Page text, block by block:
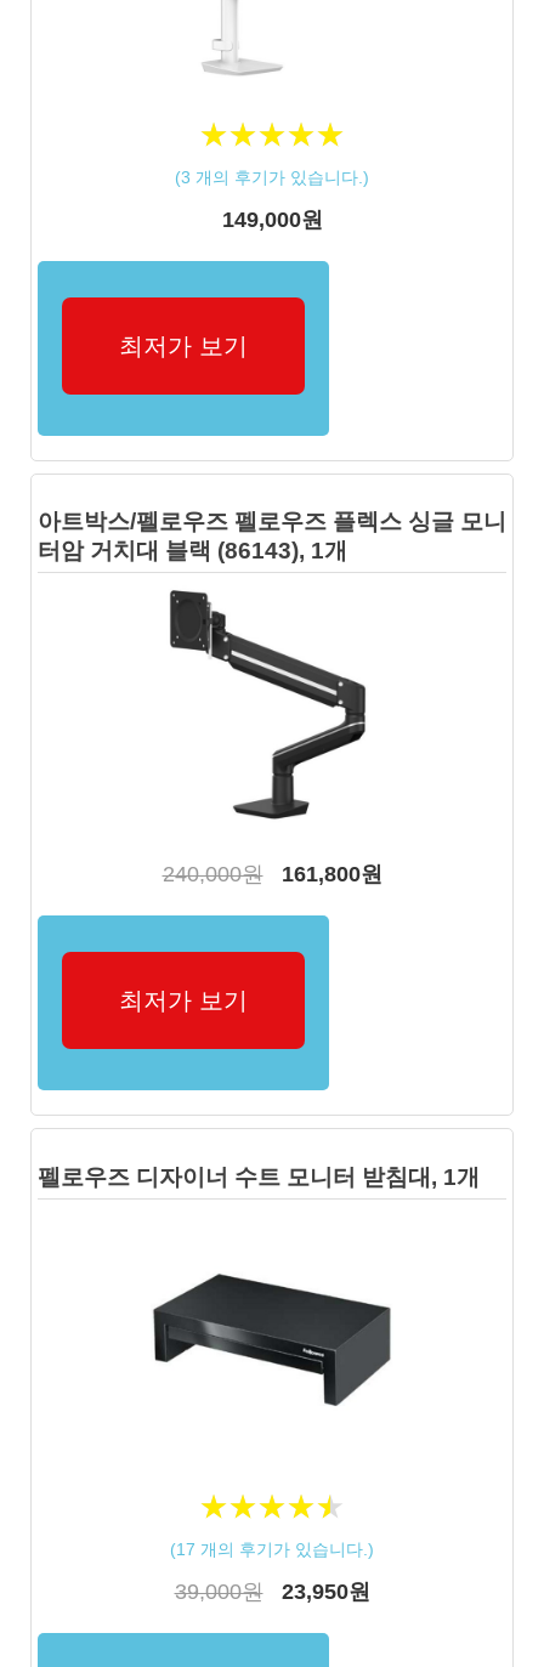
★★★★★
★★★★★
(3 개의 후기가 있습니다.)
149,000원
최저가 보기
아트박스/펠로우즈 펠로우즈 플렉스 싱글 모니
터암 거치대 블랙 (86143), 1개
240,000원 161,800원
최저가 보기
펠로우즈 디자이너 수트 모니터 받침대, 1개
★★★★★
★★★★★
(17 개의 후기가 있습니다.)
39,000원 23,950원